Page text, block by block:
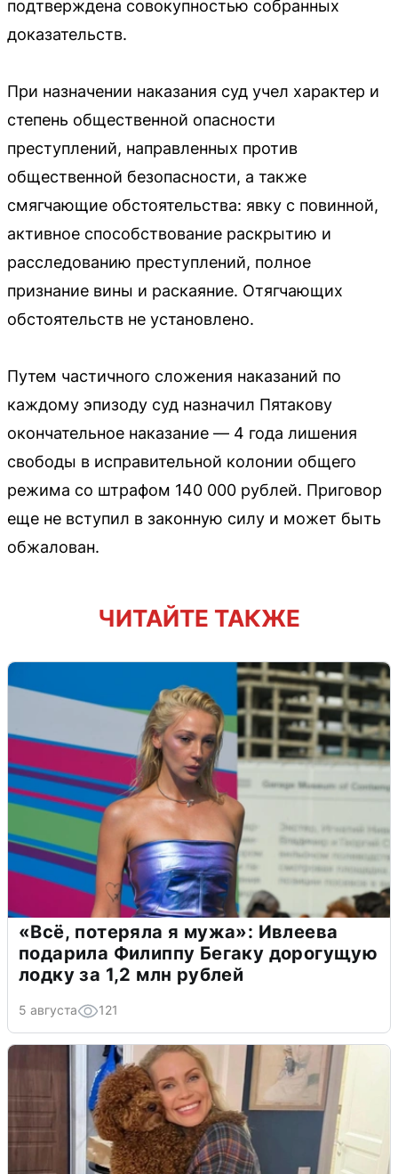
подтверждена совокупностью собранных
доказательств.
При назначении наказания суд учел характер и
степень общественной опасности
преступлений, направленных против
общественной безопасности, а также
смягчающие обстоятельства: явку с повинной,
активное способствование раскрытию и
расследованию преступлений, полное
признание вины и раскаяние. Отягчающих
обстоятельств не установлено.
Путем частичного сложения наказаний по
каждому эпизоду суд назначил Пятакову
окончательное наказание — 4 года лишения
свободы в исправительной колонии общего
режима со штрафом 140 000 рублей. Приговор
еще не вступил в законную силу и может быть
обжалован.
ЧИТАЙТЕ ТАКЖЕ
«Всё, потеряла я мужа»: Ивлеева
подарила Филиппу Бегаку дорогущую
лодку за 1,2 млн рублей
5 августа 121